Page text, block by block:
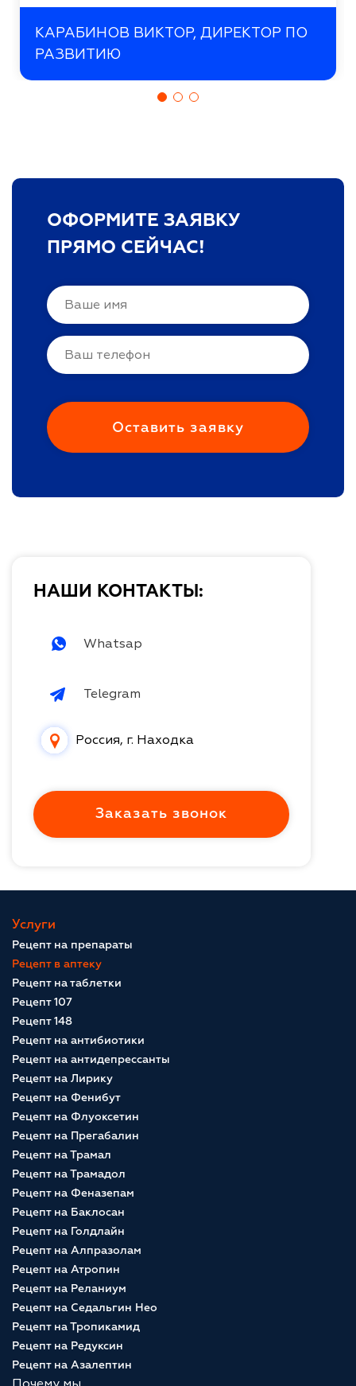
КАРАБИНОВ ВИКТОР, ДИРЕКТОР ПО
РАЗВИТИЮ
ОФОРМИТЕ ЗАЯВКУ
ПРЯМО СЕЙЧАС!
НАШИ КОНТАКТЫ:
Whatsap
Telegram
Россия, г. Находка
Заказать звонок
Услуги
Рецепт на препараты
Рецепт в аптеку
Рецепт на таблетки
Рецепт 107
Рецепт 148
Рецепт на антибиотики
Рецепт на антидепрессанты
Рецепт на Лирику
Рецепт на Фенибут
Рецепт на Флуоксетин
Рецепт на Прегабалин
Рецепт на Трамал
Рецепт на Трамадол
Рецепт на Феназепам
Рецепт на Баклосан
Рецепт на Голдлайн
Рецепт на Алпразолам
Рецепт на Атропин
Рецепт на Реланиум
Рецепт на Седальгин Нео
Рецепт на Тропикамид
Рецепт на Редуксин
Рецепт на Азалептин